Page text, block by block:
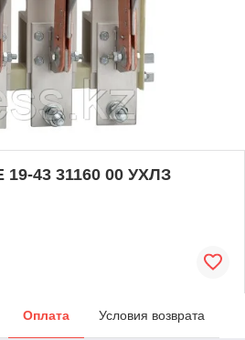
43 31160 00 УХЛЗ
Оплата Условия возврата